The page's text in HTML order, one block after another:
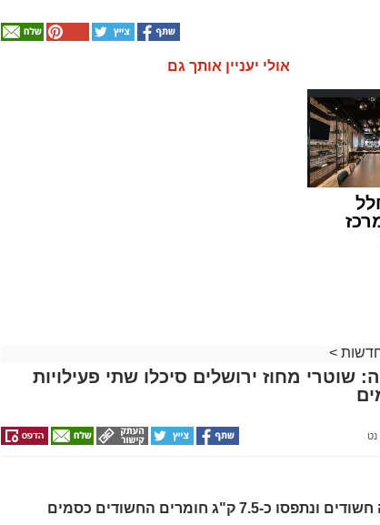
אולי יעניין אותך גם
>
שוטרי מחוז ירושלים סיכלו שתי פעילויות
נעצרו שלושה חשודים ונתפסו כ-7.5 ק"ג חומרים החשודים כסמים